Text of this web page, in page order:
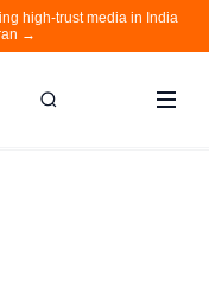
high-trust media in India
→